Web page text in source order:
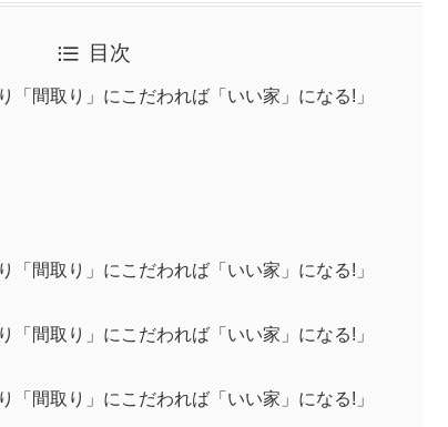
目次
「間取り」にこだわれば「いい家」になる!」
「間取り」にこだわれば「いい家」になる!」
「間取り」にこだわれば「いい家」になる!」
「間取り」にこだわれば「いい家」になる!」